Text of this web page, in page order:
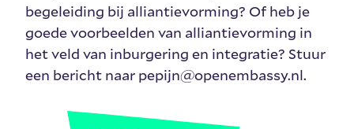
begeleiding bij alliantievorming? Of heb je
goede voorbeelden van alliantievorming in
het veld van inburgering en integratie? Stuur
een bericht naar pepijn@openembassy.nl.